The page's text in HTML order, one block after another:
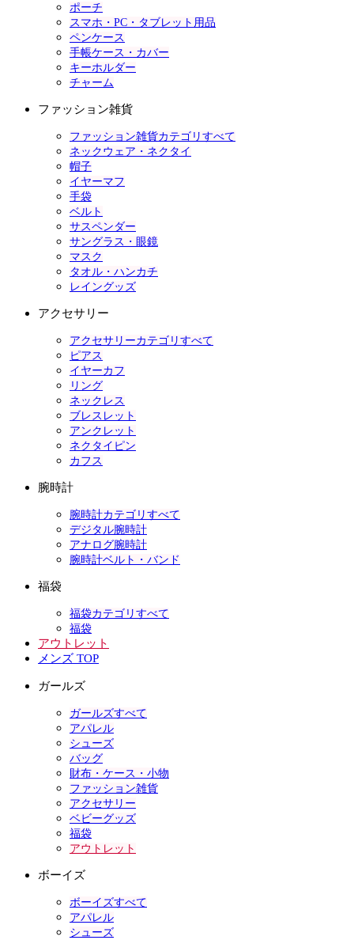
ポーチ
スマホ・PC・タブレット用品
ペンケース
手帳ケース・カバー
キーホルダー
チャーム
ファッション雑貨
ファッション雑貨カテゴリすべて
ネックウェア・ネクタイ
帽子
イヤーマフ
手袋
ベルト
サスペンダー
サングラス・眼鏡
マスク
タオル・ハンカチ
レイングッズ
アクセサリー
アクセサリーカテゴリすべて
ピアス
イヤーカフ
リング
ネックレス
ブレスレット
アンクレット
ネクタイピン
カフス
腕時計
腕時計カテゴリすべて
デジタル腕時計
アナログ腕時計
腕時計ベルト・バンド
福袋
福袋カテゴリすべて
福袋
アウトレット
メンズ TOP
ガールズ
ガールズすべて
アパレル
シューズ
バッグ
財布・ケース・小物
ファッション雑貨
アクセサリー
ベビーグッズ
福袋
アウトレット
ボーイズ
ボーイズすべて
アパレル
シューズ